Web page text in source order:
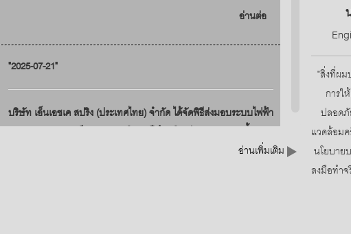
อ่านต่อ
"2025-07-21"
บริษัท เอ็นเอชเค สปริง (ประเทศไทย) จำกัด ได้จัดพิธีส่งมอบระบบไฟฟ้า
พลังงานแสงอาทิตย์ ขนาด 10 กิโลวัตต์ให้กับโรงเรียนสุเหร่าลาดน้ำขาว
อ่านต่อ
อ่านเพิ่มเติม
"สิ่งที่ผม
การใ
ปลอดภั
แวดล้อม
นโยบาย
ลงมือทำ